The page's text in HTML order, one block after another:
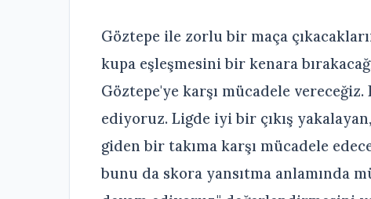
Göztepe ile zorlu bir maça
kupa eşleşmesini bir kenara
Göztepe'ye karşı mücadele vereceğiz.
ediyoruz. Ligde iyi bir çıkış
giden bir takıma karşı mücadele
bunu da skora yansıtma anlamında